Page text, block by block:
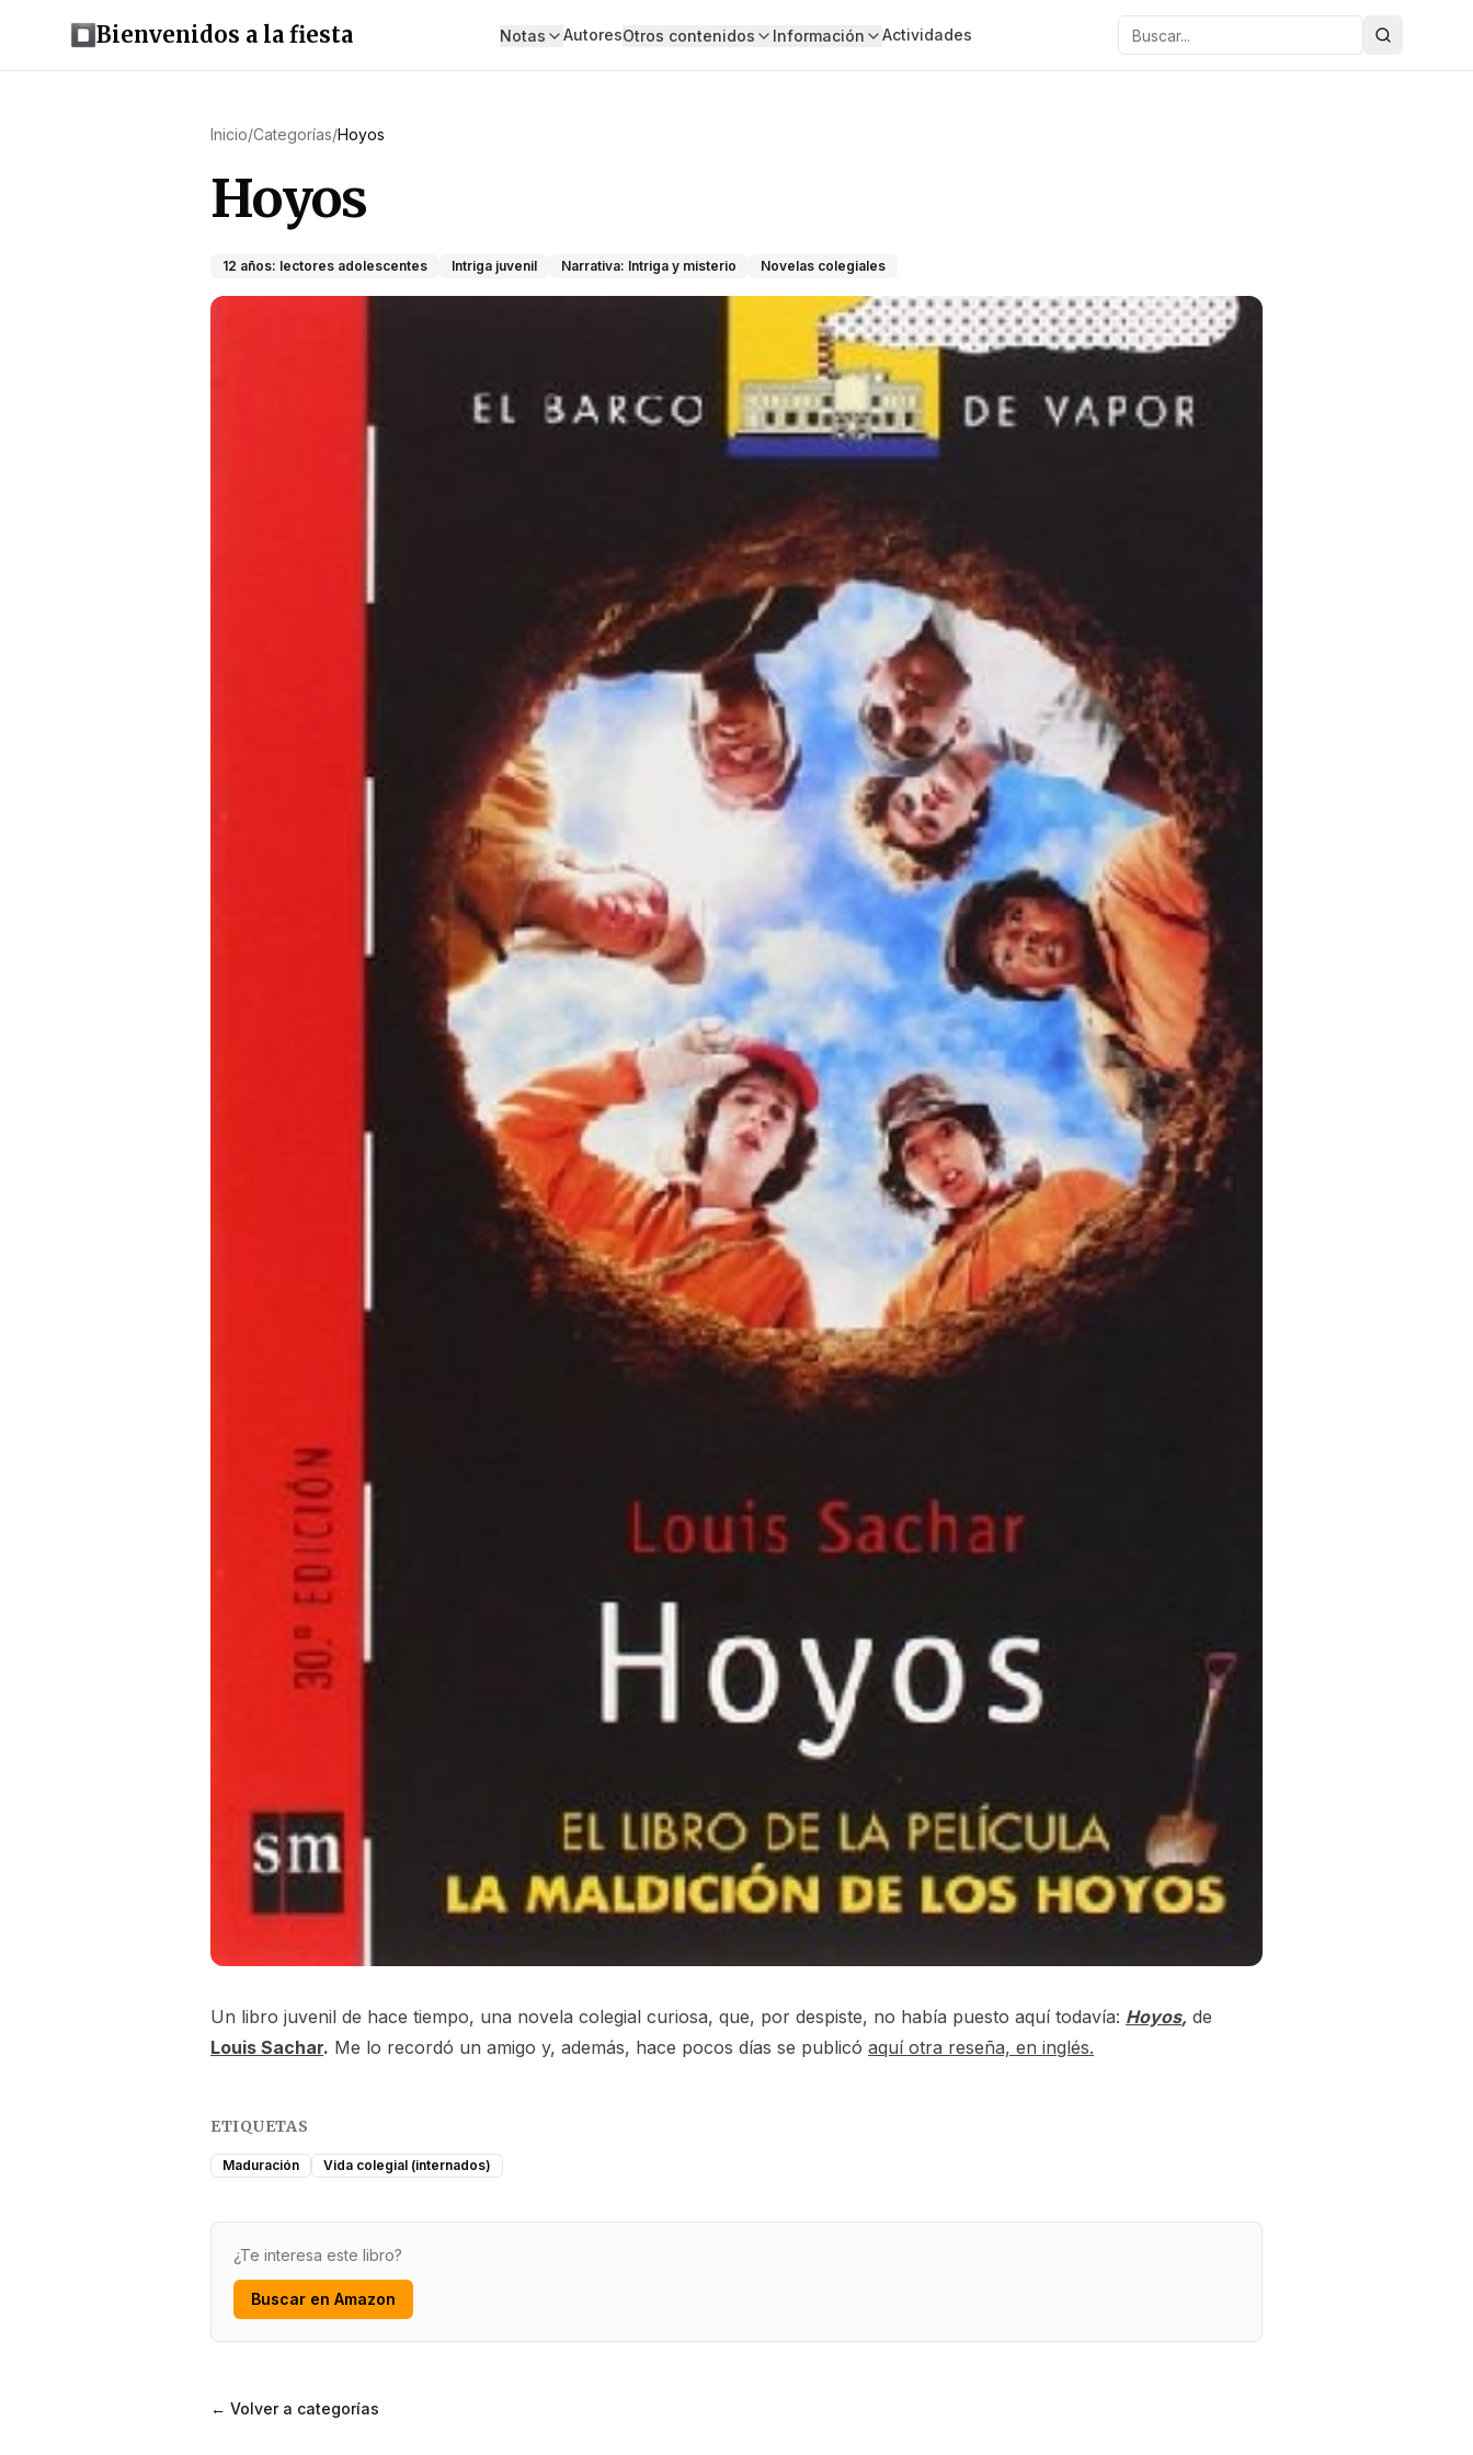
Bienvenidos a la fiesta Notas AutoresOtros contenidos Información Actividades Buscar
Inicio/Categorías/Hoyos
Hoyos
12 años: lectores adolescentes Intriga juvenil Narrativa: Intriga y misterio Novelas colegiales
Un libro juvenil de hace tiempo, una novela colegial curiosa, que, por despiste, no había puesto aquí todavía: Hoyos, de
Louis Sachar. Me lo recordó un amigo y, además, hace pocos días se publicó aquí otra reseña, en inglés.
ETIQUETAS
Maduración Vida colegial (internados)
¿Te interesa este libro?
Buscar en Amazon
← Volver a categorías